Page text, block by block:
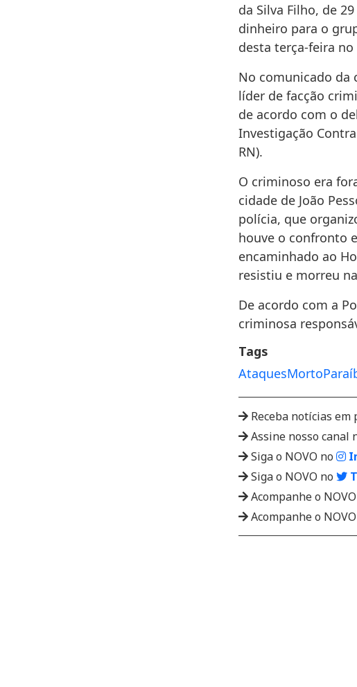
da Silva Filho, de
dinheiro para o
desta terça-feira no
No comunicado da
líder de facção
de acordo com o
Investigação
RN).
O criminoso era
cidade de João
polícia, que
houve o confronto
encaminhado ao
resistiu e morreu
De acordo com a
criminosa
Tags
AtaquesMorto
Receba notícias
Assine nosso canal
Siga o NOVO no
Siga o NOVO no
Acompanhe o
Acompanhe o